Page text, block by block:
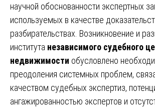
научной обоснованности экспертных
используемых в качестве
разбирательствах. Возникновение и
института независимого судебного
недвижимости обусловлено
преодоления системных проблем,
качеством судебных экспертиз,
ангажированностью экспертов и